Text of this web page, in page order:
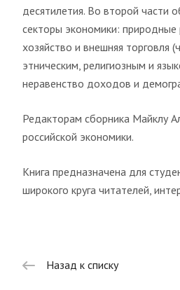
десятилетия. Во второй части
секторы экономики:
хозяйство и внешняя торговля
этническим, религиозным и
неравенство доходов и
Редакторам сборника Майклу
российской экономики.
Книга предназначена для
широкого круга читателей,
Назад к списку